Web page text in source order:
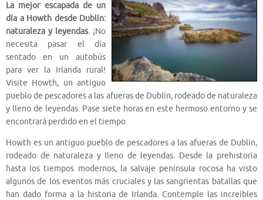
La mejor escapada de un
día a Howth desde Dublín:
naturaleza y leyendas. ¡No
necesita pasar el día
sentado en un autobús
para ver la Irlanda rural!
Visite Howth, un antiguo
pueblo de pescadores a las afueras de Dublín, rodeado de naturaleza
y lleno de leyendas. Pase siete horas en este hermoso entorno y se
encontrará perdido en el tiempo.
Howth es un antiguo pueblo de pescadores a las afueras de Dublín,
rodeado de naturaleza y lleno de leyendas. Desde la prehistoria
hasta los tiempos modernos, la salvaje península rocosa ha visto
algunos de los eventos más cruciales y las sangrientas batallas que
han dado forma a la historia de Irlanda. Contemple las increíbles